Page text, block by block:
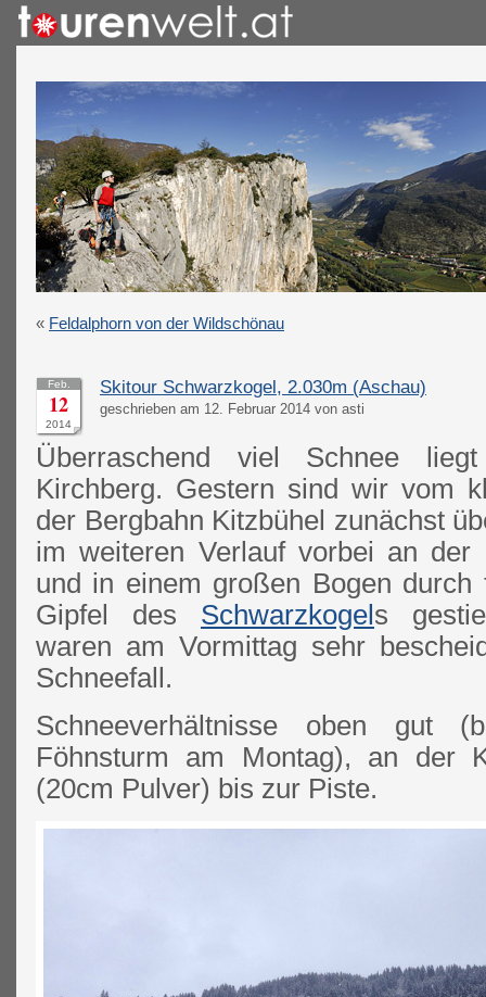
« Feldalphorn von der Wildschönau
Feb.
12
2014
Skitour Schwarzkogel, 2.030m (Aschau)
geschrieben am 12. Februar 2014 von asti
Überraschend viel Schnee
Kirchberg. Gestern sind wir vom
der Bergbahn Kitzbühel zunächst
im weiteren Verlauf vorbei an der
und in einem großen Bogen durch
Gipfel des Schwarzkogel s
waren am Vormittag sehr
Schneefall.
Schneeverhältnisse oben gut
Föhnsturm am Montag), an der
(20cm Pulver) bis zur Piste.